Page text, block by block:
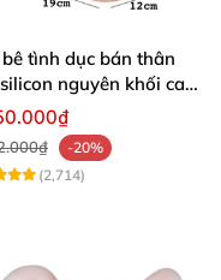
tình dục bán thân
nguyên khối cao
rẻ
-20%
(2,714)